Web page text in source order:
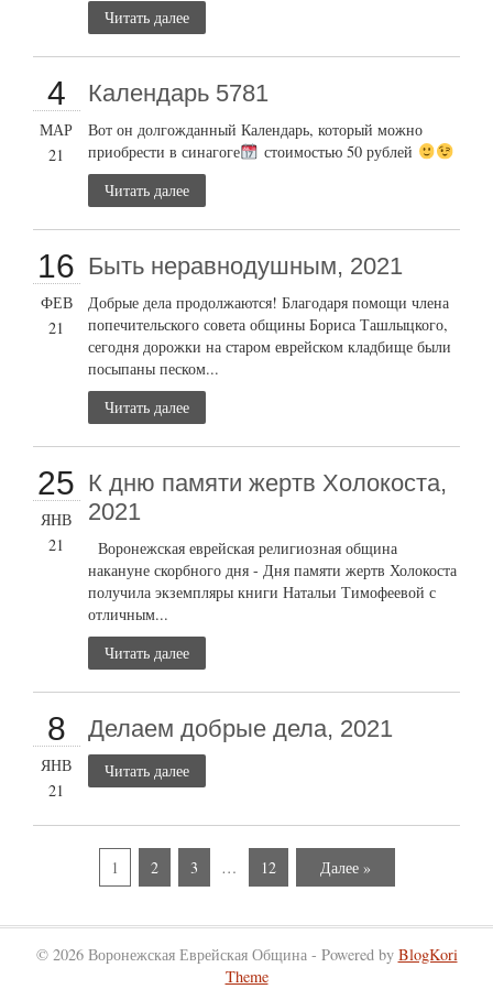
Читать далее
4
МАР
21
Календарь 5781
Вот он долгожданный Календарь, который можно
приобрести в синагоге
стоимостью 50 рублей
Читать далее
16
ФЕВ
21
Быть неравнодушным, 2021
Добрые дела продолжаются! Благодаря помощи члена
попечительского совета общины Бориса Ташлыцкого,
сегодня дорожки на старом еврейском кладбище были
посыпаны песком...
Читать далее
25
ЯНВ
21
К дню памяти жертв Холокоста,
2021
Воронежская еврейская религиозная община
накануне скорбного дня - Дня памяти жертв Холокоста
получила экземпляры книги Натальи Тимофеевой с
отличным...
Читать далее
8
ЯНВ
21
Делаем добрые дела, 2021
Читать далее
1 2 3 … 12 Далее »
© 2026 Воронежская Еврейская Община - Powered by BlogKori
Theme